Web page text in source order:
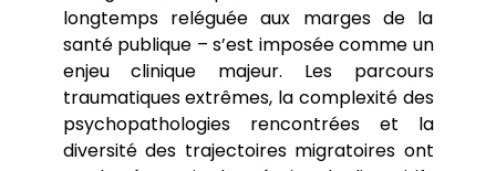
longtemps reléguée aux marges de la
santé publique – s’est imposée comme un
enjeu clinique majeur. Les parcours
traumatiques extrêmes, la complexité des
psychopathologies rencontrées et la
diversité des trajectoires migratoires ont